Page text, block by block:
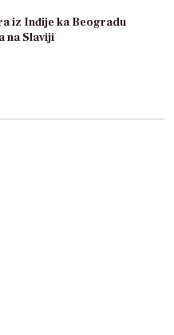
iz Inđije ka Beogradu
na Slaviji